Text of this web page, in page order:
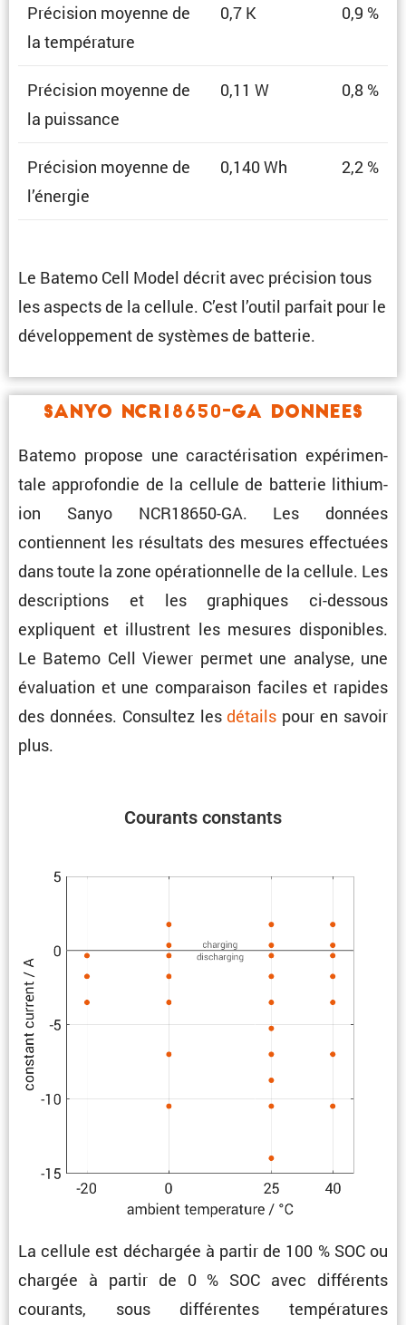
Préci­sion moyenne de
la température
0,7 K 0,9 %
Préci­sion moyenne de
la puissance
0,11 W 0,8 %
Préci­sion moyenne de
l’énergie
0,140 Wh 2,2 %
Le Batemo Cell Model décrit avec préci­sion tous
les aspects de la cellule. C’est l’outil parfait pour le
dévelop­pe­ment de systèmes de batterie.
Sanyo NCR18650-GA Donnees
Batemo propose une carac­té­ri­sa­tion expéri­men­
tale appro­fondie de la cellule de batterie lithium-
ion Sanyo NCR18650-GA. Les données
contiennent les résul­tats des mesures effec­tuées
dans toute la zone opéra­tion­nelle de la cellule. Les
descrip­tions et les graphiques ci-dessous
expliquent et illus­trent les mesures dispo­nibles.
Le Batemo Cell Viewer permet une analyse, une
évalua­tion et une compa­raison faciles et rapides
des données. Consultez lesdétails pour en savoir
plus.
Courants constants
La cellule est déchargée à partir de 100 % SOC ou
chargée à partir de 0 % SOC avec diffé­rents
courants, sous diffé­rentes tempé­ra­tures